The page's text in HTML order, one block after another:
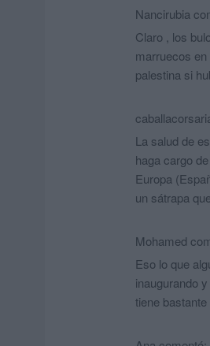
Nancirubia
Claro , los
marruecos
palestina si
La salud de
haga cargo
Europa
un sátrapa
Mohamed
Eso lo que
inaugurando
tiene